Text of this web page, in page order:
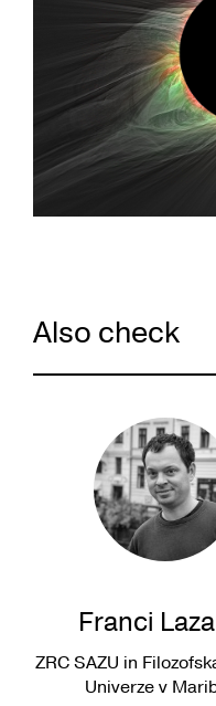
Also check
Franci
ZRC SAZU in
Univerze v